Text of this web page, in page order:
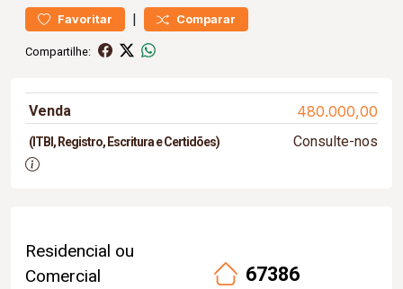
Favoritar | Comparar
Compartilhe:
Venda 480.000,00
(ITBI, Registro, Escritura e Certidões) Consulte-nos
Residencial ou
Comercial
67386